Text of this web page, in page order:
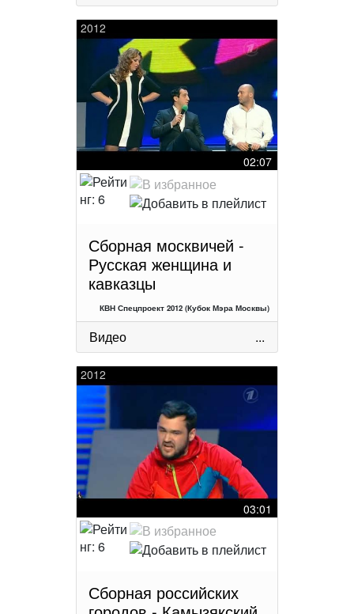
2012
02:07
Сборная москвичей -
Русская женщина и
кавказцы
КВН Спецпроект 2012 (Кубок Мэра Москвы)
Видео ...
2012
03:01
Сборная российских